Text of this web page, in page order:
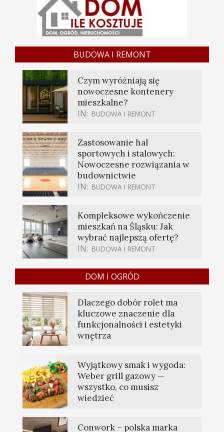
BUDOWA I REMONT
Czym wyróżniają się
nowoczesne kontenery
mieszkalne?
IN: BUDOWA I REMONT
Zastosowanie hal
sportowych i stalowych:
Nowoczesne rozwiązania w
budownictwie
IN: BUDOWA I REMONT
Kompleksowe wykończenie
mieszkań na Śląsku: Jak
wybrać najlepszą ofertę?
IN: BUDOWA I REMONT
DOM I OGRÓD
Dlaczego dobór rolet ma
kluczowe znaczenie dla
funkcjonalności i estetyki
wnętrza
Wyjątkowy smak i wygoda:
Weber grill gazowy —
wszystko, co musisz
wiedzieć
Conwork – polska marka